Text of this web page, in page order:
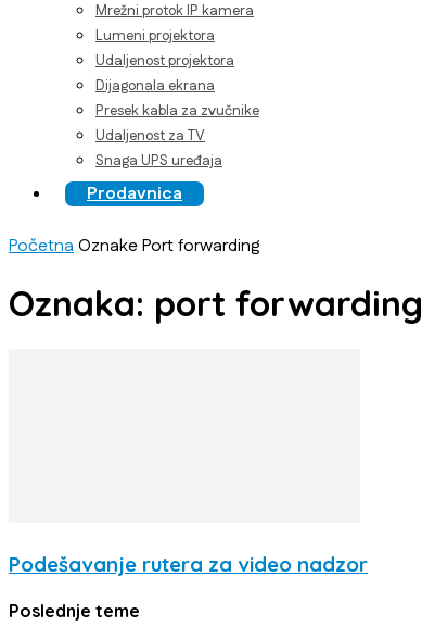
Mrežni protok IP kamera
Lumeni projektora
Udaljenost projektora
Dijagonala ekrana
Presek kabla za zvučnike
Udaljenost za TV
Snaga UPS uređaja
Prodavnica
PočetnaOznakePort forwarding
Oznaka: port forwarding
Podešavanje rutera za video nadzor
Poslednje teme